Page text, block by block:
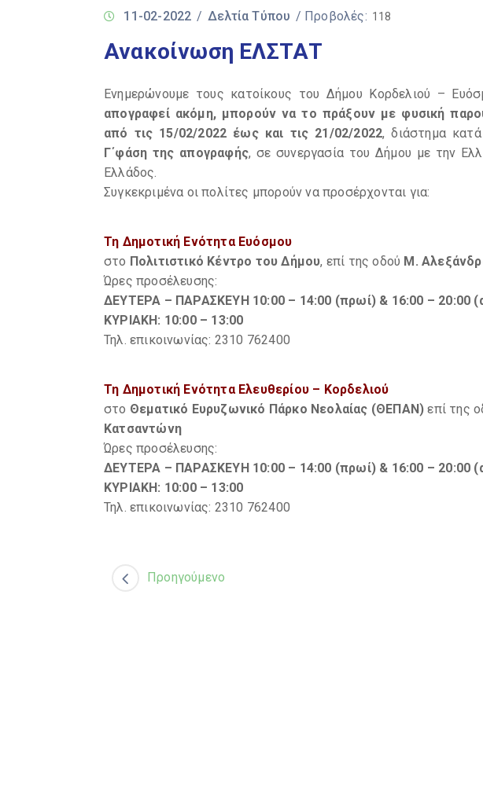
11-02-2022 / Δελτία Τύπου / Προβολές: 118
Ανακοίνωση ΕΛΣΤΑΤ
Ενημερώνουμε τους κατοίκους του Δήμου Κορδελιού –
απογραφεί ακόμη, μπορούν να το πράξουν με φυσική
από τις 15/02/2022 έως και τις 21/02/2022, διάστημα κατά
Γ΄φάση της απογραφής, σε συνεργασία του Δήμου με την
Ελλάδος.
Συγκεκριμένα οι πολίτες μπορούν να προσέρχονται για:
Τη Δημοτική Ενότητα Ευόσμου
στο Πολιτιστικό Κέντρο του Δήμου, επί της οδού Μ.
Ώρες προσέλευσης:
ΔΕΥΤΕΡΑ – ΠΑΡΑΣΚΕΥΗ 10:00 – 14:00 (πρωί) & 16:00 – 20:00
ΚΥΡΙΑΚΗ: 10:00 – 13:00
Τηλ. επικοινωνίας: 2310 762400
Τη Δημοτική Ενότητα Ελευθερίου – Κορδελιού
στο Θεματικό Ευρυζωνικό Πάρκο Νεολαίας (ΘΕΠΑΝ) επί της
Κατσαντώνη
Ώρες προσέλευσης:
ΔΕΥΤΕΡΑ – ΠΑΡΑΣΚΕΥΗ 10:00 – 14:00 (πρωί) & 16:00 – 20:00
ΚΥΡΙΑΚΗ: 10:00 – 13:00
Τηλ. επικοινωνίας: 2310 762400
Προηγούμενο